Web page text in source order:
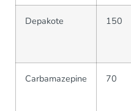
Depakote 150
Carbamazepine 70